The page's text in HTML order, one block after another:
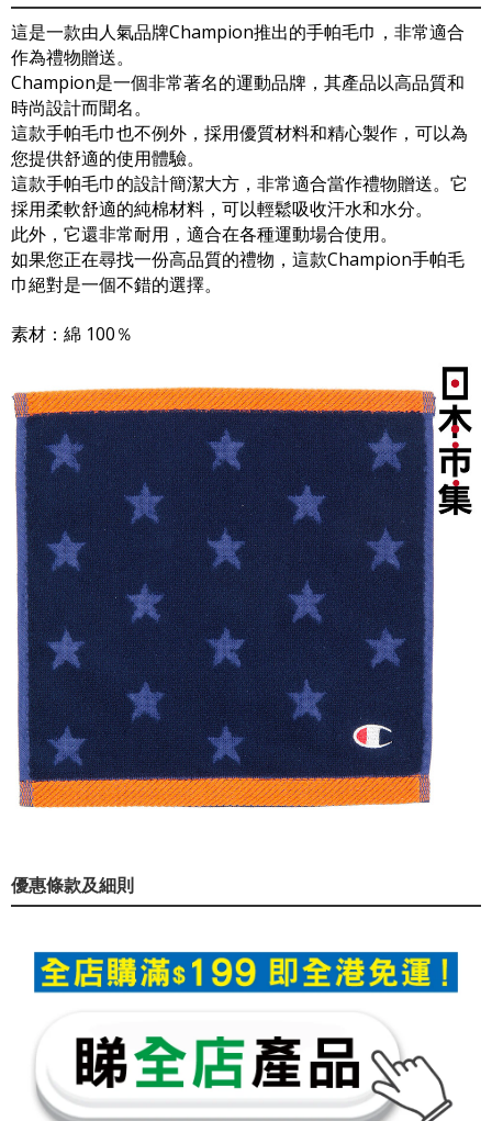
這是一款由人氣品牌Champion推出的手帕毛巾，非常適合
作為禮物贈送。
Champion是一個非常著名的運動品牌，其產品以高品質和
時尚設計而聞名。
這款手帕毛巾也不例外，採用優質材料和精心製作，可以為
您提供舒適的使用體驗。
這款手帕毛巾的設計簡潔大方，非常適合當作禮物贈送。它
採用柔軟舒適的純棉材料，可以輕鬆吸收汗水和水分。
此外，它還非常耐用，適合在各種運動場合使用。
如果您正在尋找一份高品質的禮物，這款Champion手帕毛
巾絕對是一個不錯的選擇。
素材：綿 100％
優惠條款及細則